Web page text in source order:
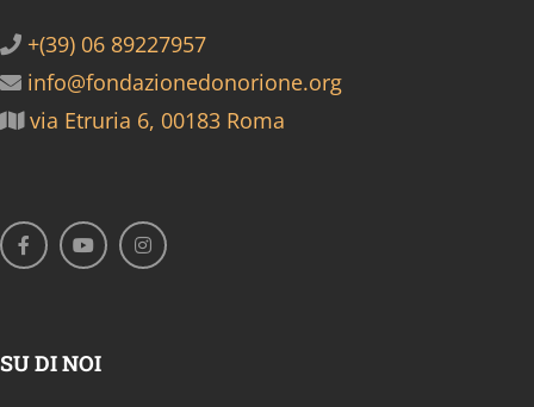
+(39) 06 89227957
info@fondazionedonorione.org
via Etruria 6, 00183 Roma
SU DI NOI